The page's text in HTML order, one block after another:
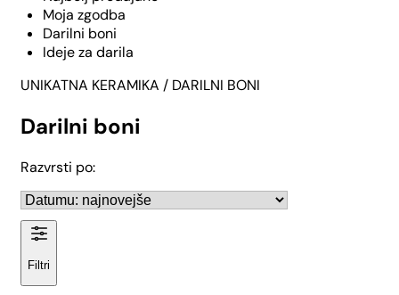
Moja zgodba
Darilni boni
Ideje za darila
UNIKATNA KERAMIKA / DARILNI BONI
Darilni boni
Razvrsti po:
Filtri